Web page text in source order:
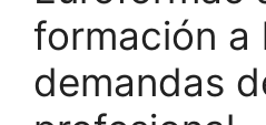
formación a
demandas